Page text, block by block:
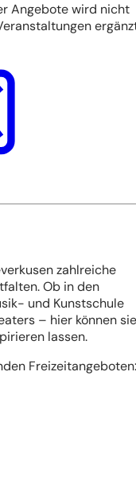
Angebote wird nicht
zahlreiche
Ob in den
und Kunstschule
– hier können sie
lassen.
Freizeitangeboten: